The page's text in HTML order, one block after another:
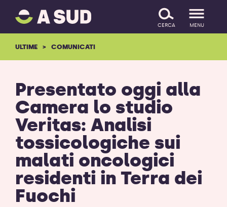
SALTA IL CONTENUTO
A
SUD
logo
ritorna
alla
CERCA MENU
ULTIME COMUNICATI
Presentato oggi alla
Camera lo studio
Veritas: Analisi
tossicologiche sui
malati oncologici
residenti in Terra dei
Fuochi